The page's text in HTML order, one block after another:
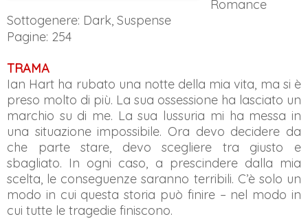
Romance
Sottogenere: Dark, Suspense
Pagine: 254
TRAMA
Ian Hart ha rubato una notte della mia vita, ma si è
preso molto di più. La sua ossessione ha lasciato un
marchio su di me. La sua lussuria mi ha messa in
una situazione impossibile. Ora devo decidere da
che parte stare, devo scegliere tra giusto e
sbagliato. In ogni caso, a prescindere dalla mia
scelta, le conseguenze saranno terribili. C’è solo un
modo in cui questa storia può finire – nel modo in
cui tutte le tragedie finiscono.